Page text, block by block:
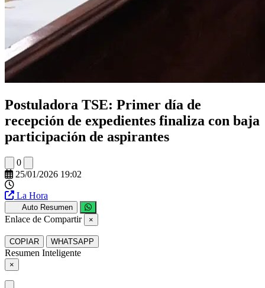
Postuladora TSE: Primer día de
recepción de expedientes finaliza con baja
participación de aspirantes
0
25/01/2026 19:02
La Hora
Auto Resumen
Enlace de Compartir ×
COPIAR WHATSAPP
Resumen Inteligente
×